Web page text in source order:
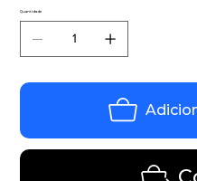
Quantidade